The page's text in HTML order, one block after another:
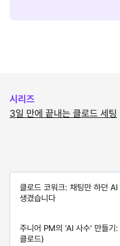
시리즈
3일 만에 끝내는 클로드 세팅
클로드 코워크: 채팅만 하던 AI
생겼습니다
주니어 PM의 'AI 사수' 만들기
클로드)